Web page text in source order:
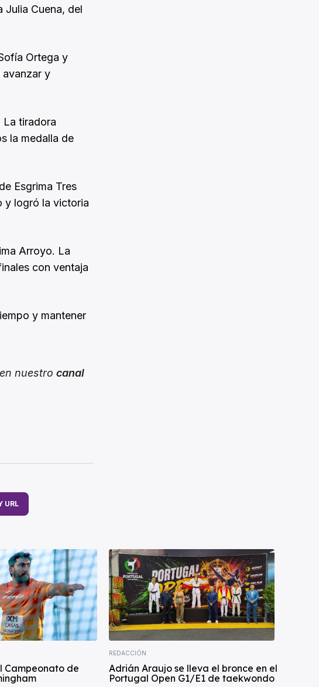
Julia Cuena, del
Ortega y
avanzar y
La tiradora
la medalla de
Esgrima Tres
y logró la victoria
Arroyo. La
con ventaja
y mantener
nuestro canal
URL
Campeonato de
REDACCIÓN
Adrián Araujo se lleva el bronce en el
Portugal Open G1/E1 de taekwondo